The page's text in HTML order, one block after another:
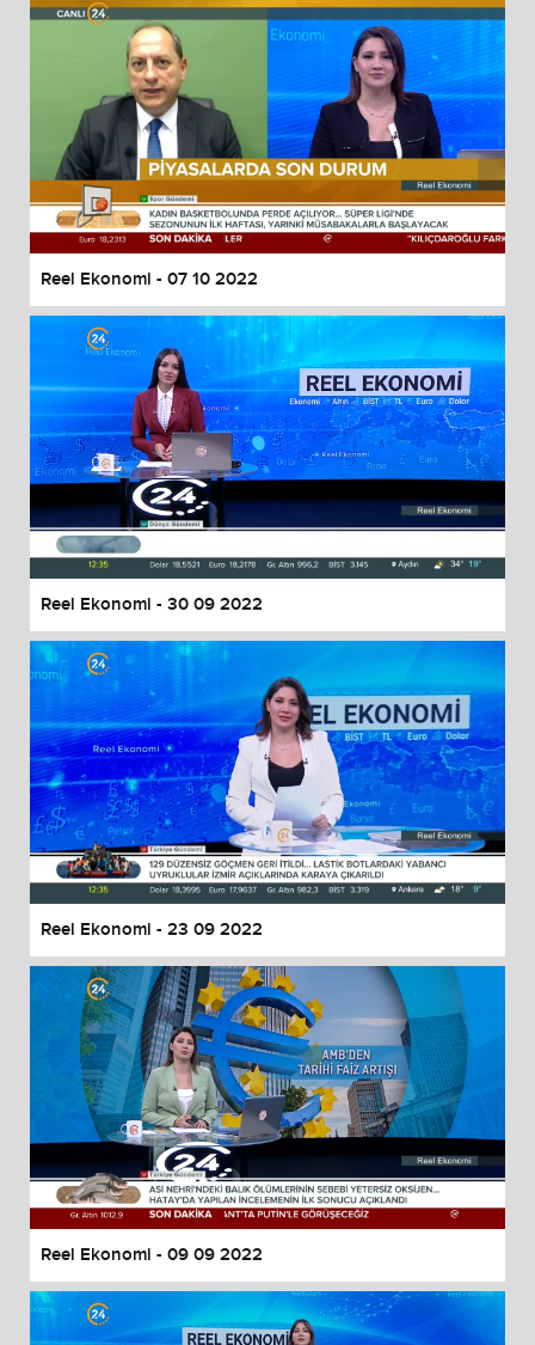
Reel Ekonomi - 07 10 2022
Reel Ekonomi - 30 09 2022
Reel Ekonomi - 23 09 2022
Reel Ekonomi - 09 09 2022